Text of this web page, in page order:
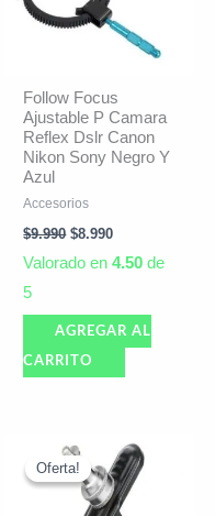
Follow Focus
Ajustable P Camara
Reflex Dslr Canon
Nikon Sony Negro Y
Azul
Accesorios
$9.990 $8.990
Valorado en4.50 de
5
AGREGAR AL
CARRITO
Oferta!
Oferta!
El
precio
original
era:
El
precio
actual
es: